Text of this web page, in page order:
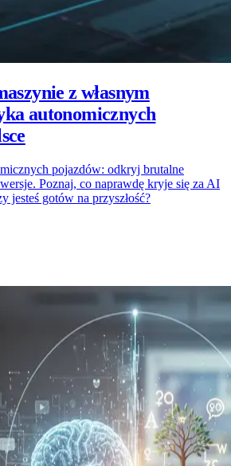
z własnym
autonomicznych
pojazdów: odkryj brutalne
Poznaj, co naprawdę kryje się za AI
jesteś gotów na przyszłość?